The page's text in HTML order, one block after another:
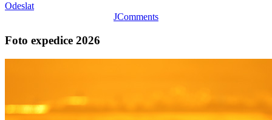
Odeslat
JComments
Foto expedice 2026